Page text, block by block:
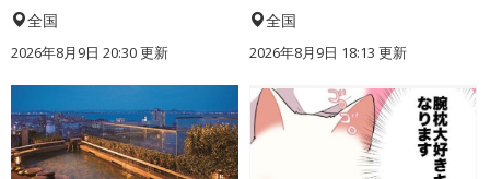
全国
2026年8月9日 20:30更新
全国
2026年8月9日 18:13 更新